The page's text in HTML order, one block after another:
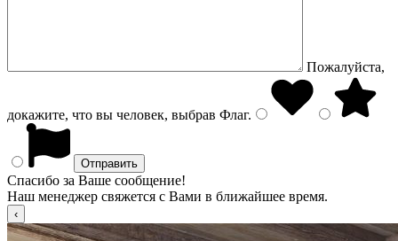
Пожалуйста,
докажите, что вы человек, выбрав Флаг.
Спасибо за Ваше сообщение!
Наш менеджер свяжется с Вами в ближайшее время.